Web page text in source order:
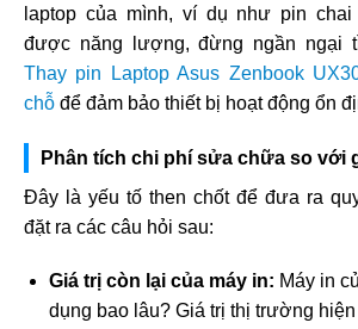
laptop của mình, ví dụ như pin
được năng lượng, đừng ngần ngại
Thay pin Laptop Asus Zenbook
chỗ để đảm bảo thiết bị hoạt động ổn
Phân tích chi phí sửa chữa so với
Đây là yếu tố then chốt để đưa ra
đặt ra các câu hỏi sau:
Giá trị còn lại của máy in: Máy in
dụng bao lâu? Giá trị thị trường